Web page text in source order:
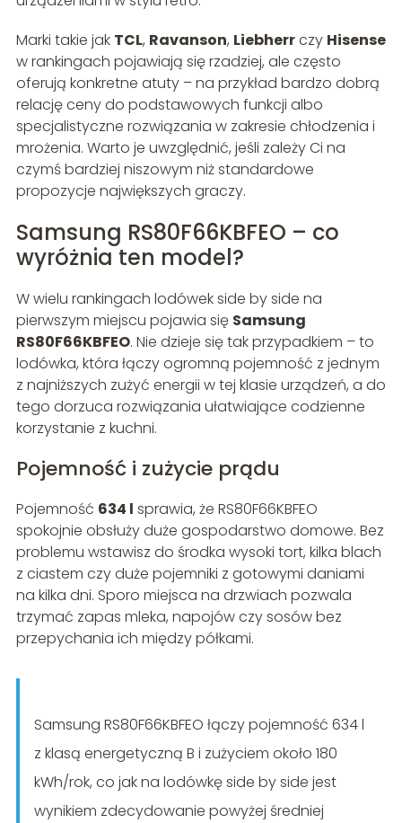
Marki takie jak TCL, Ravanson, Liebherrczy Hisense
w rankingach pojawiają się rzadziej, ale często
oferują konkretne atuty – na przykład bardzo dobrą
relację ceny do podstawowych funkcji albo
specjalistyczne rozwiązania w zakresie chłodzenia i
mrożenia. Warto je uwzględnić, jeśli zależy Ci na
czymś bardziej niszowym niż standardowe
propozycje największych graczy.
Samsung RS80F66KBFEO – co
wyróżnia ten model?
W wielu rankingach lodówek side by side na
pierwszym miejscu pojawia się Samsung
RS80F66KBFEO. Nie dzieje się tak przypadkiem – to
lodówka, która łączy ogromną pojemność z jednym
z najniższych zużyć energii w tej klasie urządzeń, a do
tego dorzuca rozwiązania ułatwiające codzienne
korzystanie z kuchni.
Pojemność i zużycie prądu
Pojemność 634 l sprawia, że RS80F66KBFEO
spokojnie obsłuży duże gospodarstwo domowe. Bez
problemu wstawisz do środka wysoki tort, kilka blach
z ciastem czy duże pojemniki z gotowymi daniami
na kilka dni. Sporo miejsca na drzwiach pozwala
trzymać zapas mleka, napojów czy sosów bez
przepychania ich między półkami.
Samsung RS80F66KBFEO łączy pojemność 634 l
z klasą energetyczną B i zużyciem około 180
kWh/rok, co jak na lodówkę side by side jest
wynikiem zdecydowanie powyżej średniej